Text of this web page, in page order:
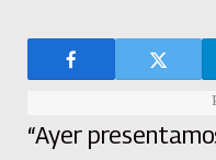
“Ayer